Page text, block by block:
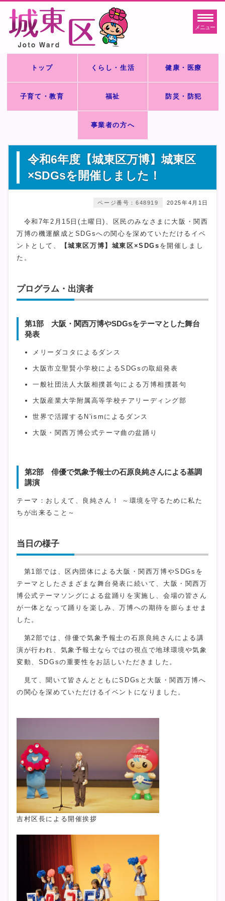
メニュー
トップ くらし・生活 健康・医療
子育て・教育 福祉 防災・防犯
事業者の方へ
令和6年度【城東区万博】城東区
×SDGsを開催しました！
2025年4月1日
ページ番号：648919
令和7年2月15日(土曜日)、区民のみなさまに大阪・関西
万博の機運醸成とSDGsへの関心を深めていただけるイベ
ントとして、
【城東区万博】城東区×SDGs を開催しまし
た。
プログラム・出演者
第1部 大阪・関西万博やSDGsをテーマとした舞台
発表
メリーダコタによるダンス
大阪市立聖賢小学校によるSDGsの取組発表
一般社団法人大阪相撲甚句による万博相撲甚句
大阪産業大学附属高等学校チアリーディング部
世界で活躍するN'ismによるダンス
大阪・関西万博公式テーマ曲の盆踊り
第2部 俳優で気象予報士の石原良純さんによる基調
講演
テーマ：おしえて、良純さん！ ～環境を守るために私た
ちが出来ること～
当日の様子
第1部では、区内団体による大阪・関西万博やSDGsを
テーマとしたさまざまな舞台発表に続いて、大阪・関西万
博公式テーマソングによる盆踊りを実施し、会場の皆さん
が一体となって踊りを楽しみ、万博への期待を膨らませま
した。
第2部では、俳優で気象予報士の石原良純さんによる講
演が行われ、気象予報士ならではの視点で地球環境や気象
変動、SDGsの重要性をお話しいただきました。
見て、聞いて皆さんとともにSDGsと大阪・関西万博へ
の関心を深めていただけるイベントになりました。
吉村区長による開催挨拶